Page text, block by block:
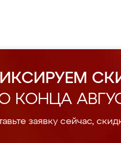
КОНЦА
заявку сейчас,